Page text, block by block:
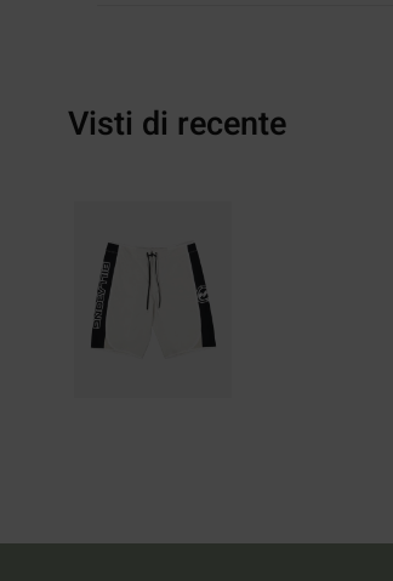
Visti di recente